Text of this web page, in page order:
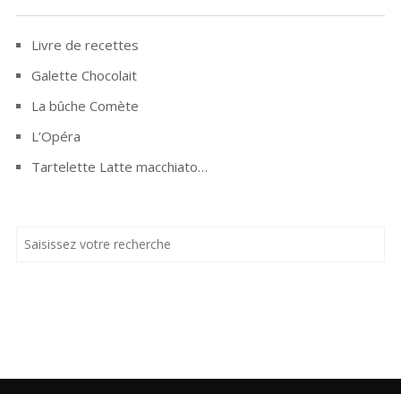
Livre de recettes
Galette Chocolait
La bûche Comète
L’Opéra
Tartelette Latte macchiato…